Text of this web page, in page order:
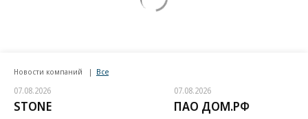
Новости компаний Все
07.08.2026
STONE
07.08.2026
ПАО ДОМ.РФ